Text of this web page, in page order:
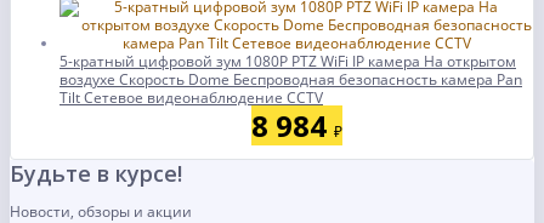
5-кратный цифровой зум 1080P PTZ WiFi IP камера На открытом
воздухе Скорость Dome Беспроводная безопасность камера Pan
Tilt Сетевое видеонаблюдение CCTV
8 984 ₽
Будьте в курсе!
Новости, обзоры и акции